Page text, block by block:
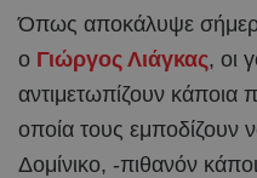
Όπως αποκάλυψε
ο Γιώργος Λιάγκας, οι
αντιμετωπίζουν κάποια
οποία τους εμποδίζουν
Δομίνικο, -πιθανόν